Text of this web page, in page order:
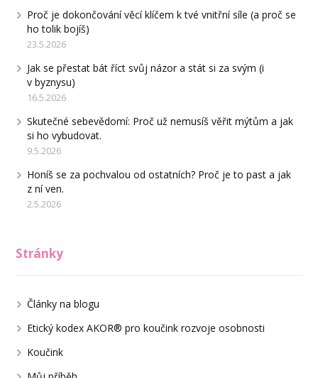
Proč je dokončování věcí klíčem k tvé vnitřní síle (a proč se
ho tolik bojíš)
23.5.2026
Jak se přestat bát říct svůj názor a stát si za svým (i
v byznysu)
16.5.2026
Skutečné sebevědomí: Proč už nemusíš věřit mýtům a jak
si ho vybudovat.
9.5.2026
Honíš se za pochvalou od ostatních? Proč je to past a jak
z ní ven.
2.5.2026
Stránky
Články na blogu
Etický kodex AKOR® pro koučink rozvoje osobnosti
Koučink